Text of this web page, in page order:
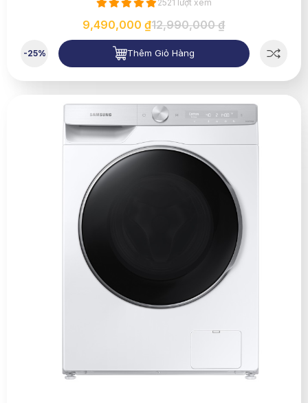
2521 lượt xem
9,490,000 ₫12,990,000 ₫
-25% Thêm Giỏ Hàng